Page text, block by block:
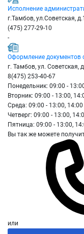
Исполнение
г.Тамбов, ул.Советская,
(475) 277-29-10
-
Оформление документов
г. Тамбов, ул. Советская,
8(475) 253-40-67
Понедельник: 09:00 -
Вторник: 09:00 - 13:00,
Среда: 09:00 - 13:00, 14:00
Четверг: 09:00 - 13:00,
Пятница: 09:00 - 13:00,
Вы так же можете
или